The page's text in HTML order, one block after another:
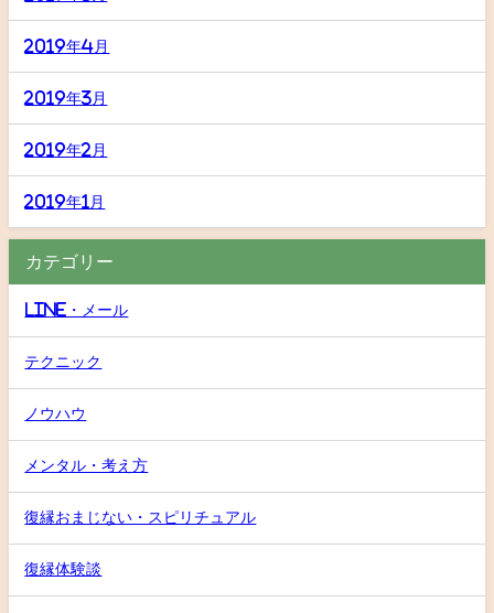
2019年4月
2019年3月
2019年2月
2019年1月
カテゴリー
LINE・メール
テクニック
ノウハウ
メンタル・考え方
復縁おまじない・スピリチュアル
復縁体験談